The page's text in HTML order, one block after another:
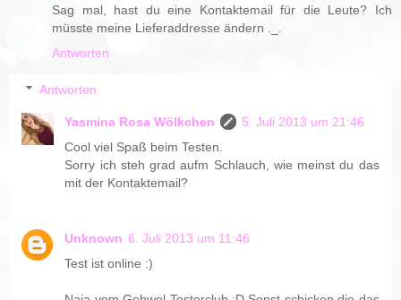
Sag mal, hast du eine Kontaktemail für die Leute? Ich
müsste meine Lieferaddresse ändern ._.
Antworten
Antworten
Yasmina Rosa Wölkchen
5. Juli 2013 um 21:46
Cool viel Spaß beim Testen.
Sorry ich steh grad aufm Schlauch, wie meinst du das
mit der Kontaktemail?
Unknown 6. Juli 2013 um 11:46
Test ist online :)